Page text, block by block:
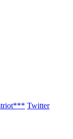
Twitter